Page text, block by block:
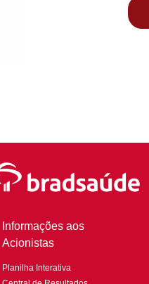
Informações aos
Acionistas
Planilha Interativa